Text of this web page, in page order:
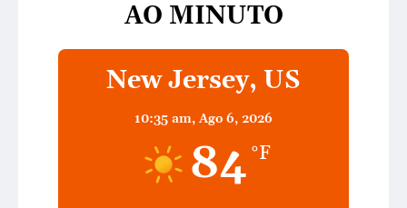
AO MINUTO
New Jersey, US
10:35 am, Ago 6, 2026
84 °F